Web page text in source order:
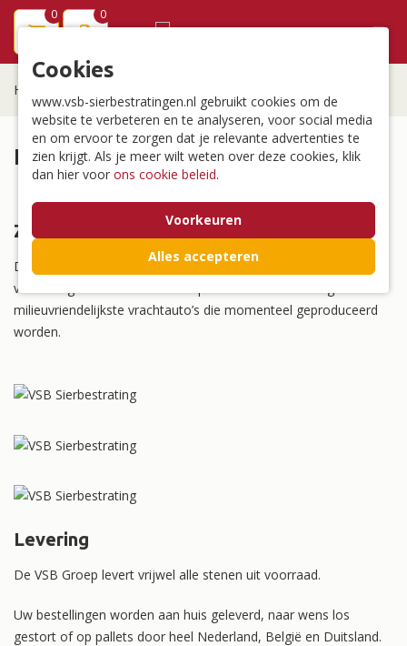
0
0
menu
Home
Levering
Zuinig en Milieuvriendelijk
De VSB Groep beschikt over een zeer modern wagenpark. Alle
vrachtwagens van de VSB Groep behoren tot de zuinigste en
milieuvriendelijkste vrachtauto’s die momenteel geproduceerd
worden.
Levering
De VSB Groep levert vrijwel alle stenen uit voorraad.
Uw bestellingen worden aan huis geleverd, naar wens los
gestort of op pallets door heel Nederland, België en Duitsland.
Cookies
www.vsb-sierbestratingen.nl gebruikt cookies om de
website te verbeteren en te analyseren, voor social media
en om ervoor te zorgen dat je relevante advertenties te
zien krijgt. Als je meer wilt weten over deze cookies, klik
dan hier voor ons cookie beleid.
Voorkeuren
Alles accepteren